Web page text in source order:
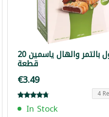
معمول بالتمر والهال ياسمين 20
قطعة
€3.49
4
In Stock